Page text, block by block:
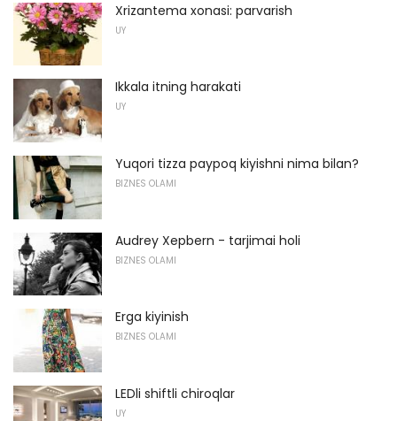
Xrizantema xonasi: parvarish
UY
Ikkala itning harakati
UY
Yuqori tizza paypoq kiyishni nima bilan?
BIZNES OLAMI
Audrey Xepbern - tarjimai holi
BIZNES OLAMI
Erga kiyinish
BIZNES OLAMI
LEDli shiftli chiroqlar
UY